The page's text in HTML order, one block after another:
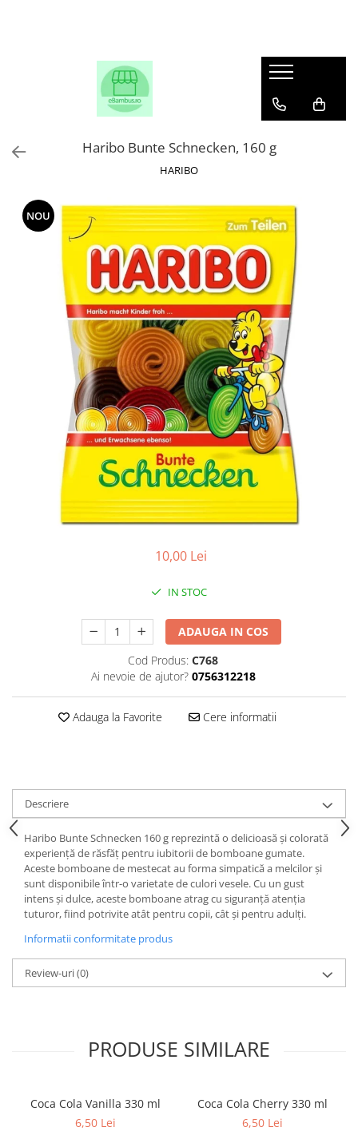
Haribo Bunte Schnecken, 160 g
HARIBO
NOU
10,00 Lei
IN STOC
ADAUGA IN COS
Cod Produs: C768
Ai nevoie de ajutor? 0756312218
Adauga la Favorite Cere informatii
Descriere
Haribo Bunte Schnecken 160 g reprezintă o delicioasă și colorată
experiență de răsfăț pentru iubitorii de bomboane gumate.
Aceste bomboane de mestecat au forma simpatică a melcilor și
sunt disponibile într-o varietate de culori vesele. Cu un gust
intens și dulce, aceste bomboane atrag cu siguranță atenția
tuturor, fiind potrivite atât pentru copii, cât și pentru adulți.
Informatii conformitate produs
Review-uri(0)
PRODUSE SIMILARE
Coca Cola Vanilla 330 ml
6,50 Lei
Coca Cola Cherry 330 ml
6,50 Lei